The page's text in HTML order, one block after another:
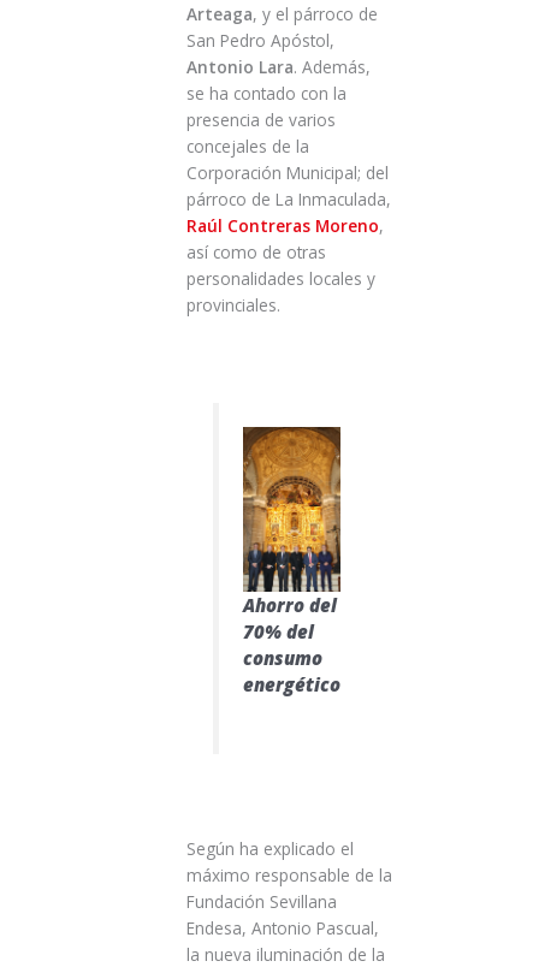
Arteaga, y el párroco de
San Pedro Apóstol,
Antonio Lara. Además,
se ha contado con la
presencia de varios
concejales de la
Corporación Municipal; del
párroco de La Inmaculada,
Raúl Contreras Moreno,
así como de otras
personalidades locales y
provinciales.
Ahorro del
70% del
consumo
energético
Según ha explicado el
máximo responsable de la
Fundación Sevillana
Endesa, Antonio Pascual,
la nueva iluminación de la